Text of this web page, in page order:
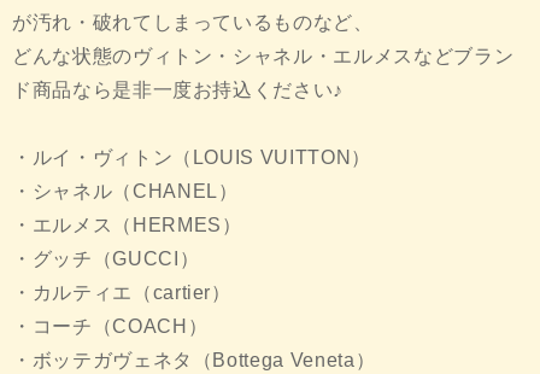
が汚れ・破れてしまっているものなど、
どんな状態のヴィトン・シャネル・エルメスなどブラン
ド商品なら是非一度お持込ください♪
・ルイ・ヴィトン（LOUIS VUITTON）
・シャネル（CHANEL）
・エルメス（HERMES）
・グッチ（GUCCI）
・カルティエ（cartier）
・コーチ（COACH）
・ボッテガヴェネタ（Bottega Veneta）